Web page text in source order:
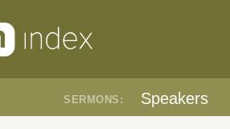
SERMONS: Speakers